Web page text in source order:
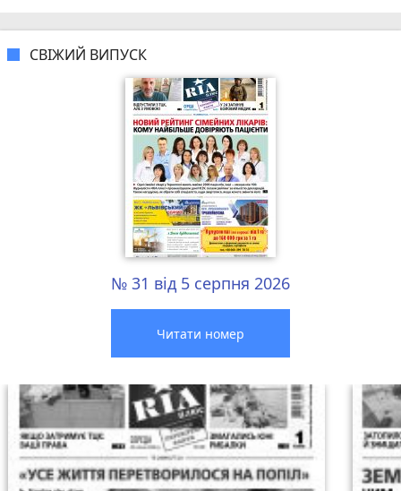
СВІЖИЙ ВИПУСК
№ 31 від 5 серпня 2026
Читати номер